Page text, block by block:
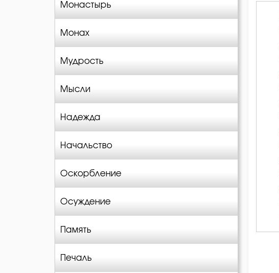
Монастырь
Монах
Мудрость
Мысли
Надежда
Начальство
Оскорбление
Осуждение
Память
Печаль